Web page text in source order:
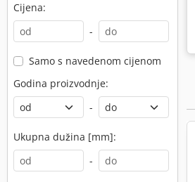
Cijena:
-
Samo s navedenom cijenom
Godina proizvodnje:
-
Ukupna dužina [mm]:
-